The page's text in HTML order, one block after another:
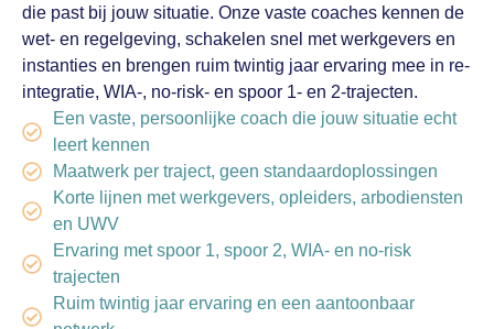
die past bij jouw situatie. Onze vaste coaches kennen de
wet- en regelgeving, schakelen snel met werkgevers en
instanties en brengen ruim twintig jaar ervaring mee in re-
integratie, WIA-, no-risk- en spoor 1- en 2-trajecten.
Een vaste, persoonlijke coach die jouw situatie echt
leert kennen
Maatwerk per traject, geen standaardoplossingen
Korte lijnen met werkgevers, opleiders, arbodiensten
en UWV
Ervaring met spoor 1, spoor 2, WIA- en no-risk
trajecten
Ruim twintig jaar ervaring en een aantoonbaar